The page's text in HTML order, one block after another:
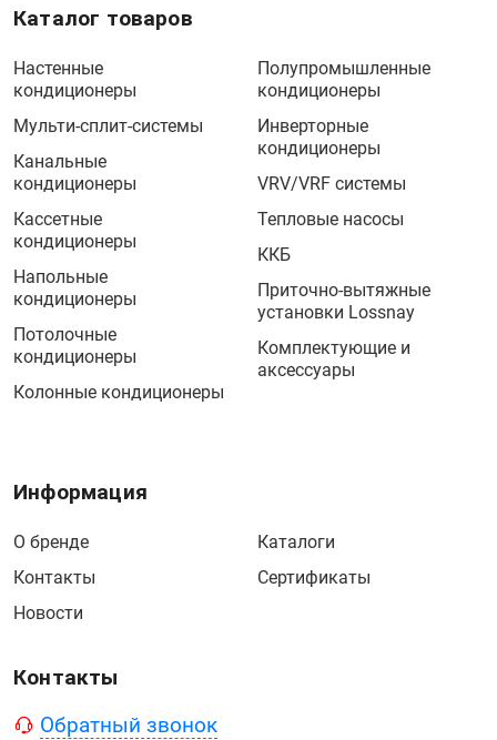
Каталог товаров
Настенные
кондиционеры
Мульти-сплит-системы
Канальные
кондиционеры
Кассетные
кондиционеры
Напольные
кондиционеры
Потолочные
кондиционеры
Колонные кондиционеры
Полупромышленные
кондиционеры
Инверторные
кондиционеры
VRV/VRF системы
Тепловые насосы
ККБ
Приточно-вытяжные
установки Lossnay
Комплектующие и
аксессуары
Информация
О бренде
Контакты
Новости
Каталоги
Сертификаты
Контакты
Обратный звонок